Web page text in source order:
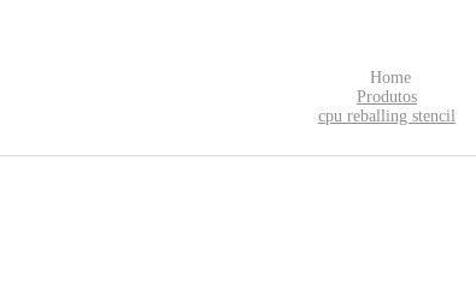
Home
Produtos
cpu reballing stencil